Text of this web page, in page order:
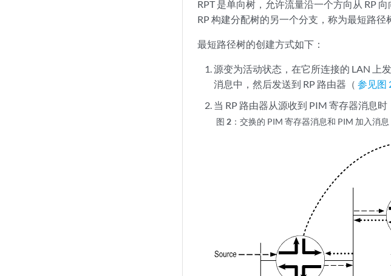
RPT 是单向树，允许流量沿一个方向从 RP
RP 构建分配树的另一个分支，称为最短路径
最短路径树的创建方式如下：
源变为活动状态，在它所连接的 LAN 上
消息中，然后发送到 RP 路由器（参见图
当 RP 路由器从源收到 PIM 寄存器消息
图 2：交换的 PIM 寄存器消息和 PIM 加入消息